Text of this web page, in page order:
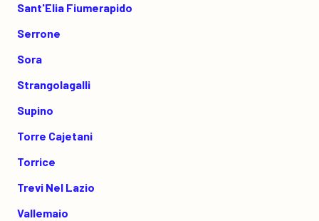
Sant'Elia Fiumerapido
Serrone
Sora
Strangolagalli
Supino
Torre Cajetani
Torrice
Trevi Nel Lazio
Vallemaio